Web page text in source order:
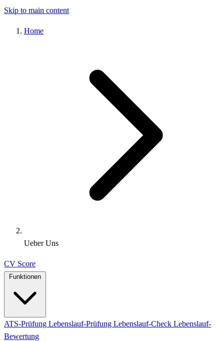
Skip to main content
Home
Ueber Uns
CV Score
ATS-Prüfung Lebenslauf-Prüfung Lebenslauf-Check Lebenslauf-
Bewertung